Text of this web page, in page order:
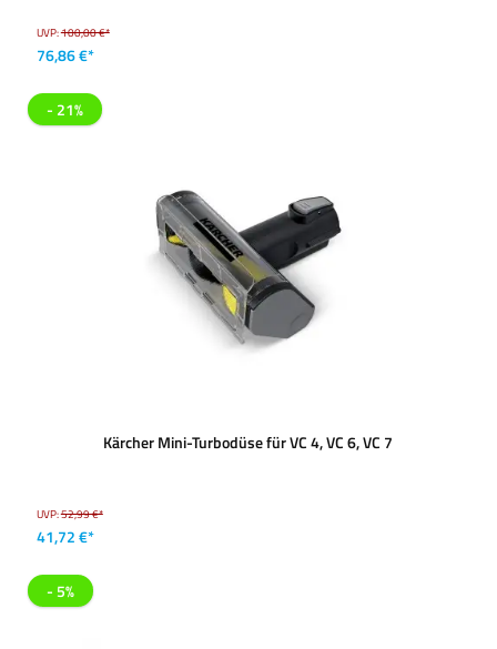
UVP:100,00 €*
76,86 €*
- 21%
Kärcher Mini-Turbodüse für VC 4, VC 6, VC 7
UVP:52,99 €*
41,72 €*
- 5%